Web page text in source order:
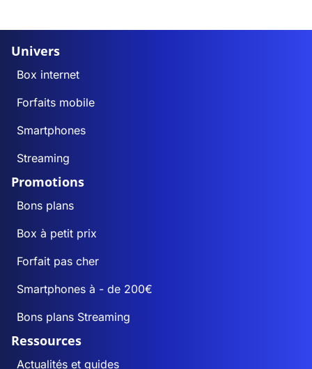
Univers
Box internet
Forfaits mobile
Smartphones
Streaming
Promotions
Bons plans
Box à petit prix
Forfait pas cher
Smartphones à - de 200€
Bons plans Streaming
Ressources
Actualités et guides